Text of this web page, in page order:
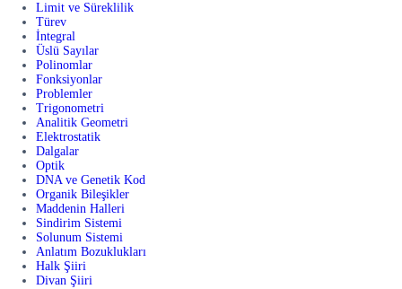
Limit ve Süreklilik
Türev
İntegral
Üslü Sayılar
Polinomlar
Fonksiyonlar
Problemler
Trigonometri
Analitik Geometri
Elektrostatik
Dalgalar
Optik
DNA ve Genetik Kod
Organik Bileşikler
Maddenin Halleri
Sindirim Sistemi
Solunum Sistemi
Anlatım Bozuklukları
Halk Şiiri
Divan Şiiri